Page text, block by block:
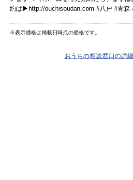
約は▶︎http://ouchisoudan.com #八戸 #青森
※表示価格は掲載日時点の価格です。
おうちの相談窓口の詳